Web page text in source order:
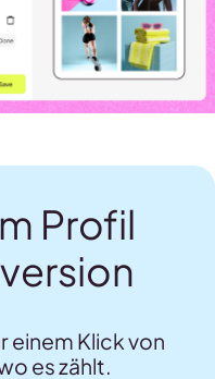
Profil
einem Klick von
es zählt.